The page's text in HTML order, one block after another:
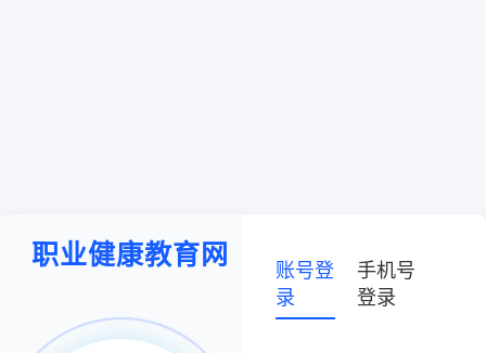
职业健康教育网
账号登
录
手机号
登录